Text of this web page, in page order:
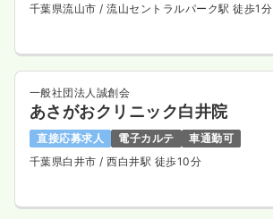
千葉県流山市 / 流山セントラルパーク駅 徒歩1分
一般社団法人誠創会
あさがおクリニック白井院
直接応募求人 電子カルテ
車通勤可
千葉県白井市 / 西白井駅 徒歩10分